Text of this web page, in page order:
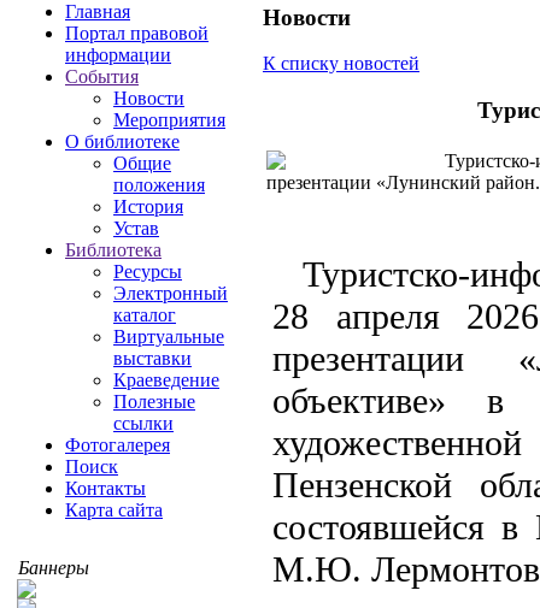
Главная
Портал правовой
информации
События
Новости
Мероприятия
О библиотеке
Общие
положения
История
Устав
Библиотека
Ресурсы
Электронный
каталог
Виртуальные
выставки
Краеведение
Полезные
ссылки
Фотогалерея
Поиск
Контакты
Карта сайта
Баннеры
Новости
К списку новостей
презентации «Лунинский
Туристско-
28 апреля
презентации
объективе» в
Пензенской
состоявшейся в
М.Ю.